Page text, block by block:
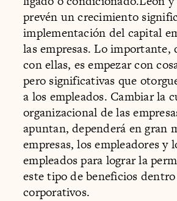
prevén un crecimiento
implementación del capital
las empresas. Lo importante,
con ellas, es empezar con
pero significativas que
a los empleados. Cambiar la
organizacional de las
apuntan, dependerá en gran
empresas, los empleadores y
empleados para lograr la
este tipo de beneficios
corporativos.